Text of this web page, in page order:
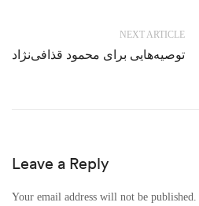
NEXT ARTICLE
توصیه‌هایی برای محمود قذافی‌نژاد
Leave a Reply
Your email address will not be published.